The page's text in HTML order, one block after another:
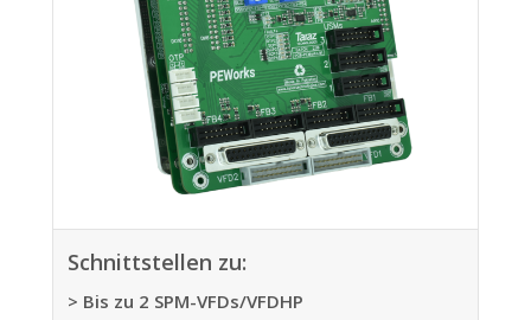
Schnittstellen zu:
> Bis zu 2 SPM-VFDs/VFDHP